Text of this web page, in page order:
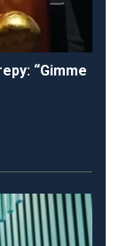
“Gimme